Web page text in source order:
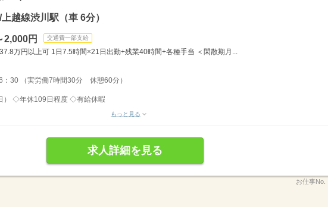
越線渋川駅（車 6分）
2,000円 交通費一部支給
万円以上可 1日7.5時間×21日出勤+残業40時間+各種手当 ＜閑散期月...
：30 （実労働7時間30分 休憩60分）
） ◇年休109日程度 ◇有給休暇
もっと見る
求人詳細を見る
お仕事No.